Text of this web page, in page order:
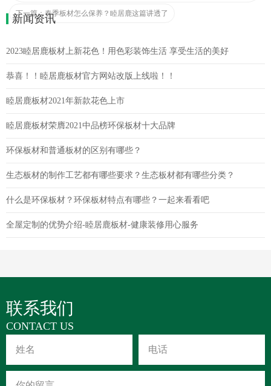
下一篇：春季板材怎么保养？睦居鹿这篇讲透了
新闻资讯
2023睦居鹿板材上新花色！用色彩装饰生活 享受生活的美好
恭喜！！睦居鹿板材官方网站改版上线啦！！
睦居鹿板材2021年新款花色上市
睦居鹿板材荣膺2021中品榜环保板材十大品牌
环保板材和普通板材的区别有哪些？
生态板材的制作工艺都有哪些要求？生态板材都有哪些分类？
什么是环保板材？环保板材特点有哪些？一起来看看吧
全屋定制的优势介绍-睦居鹿板材-健康装修用心服务
联系我们
CONTACT US